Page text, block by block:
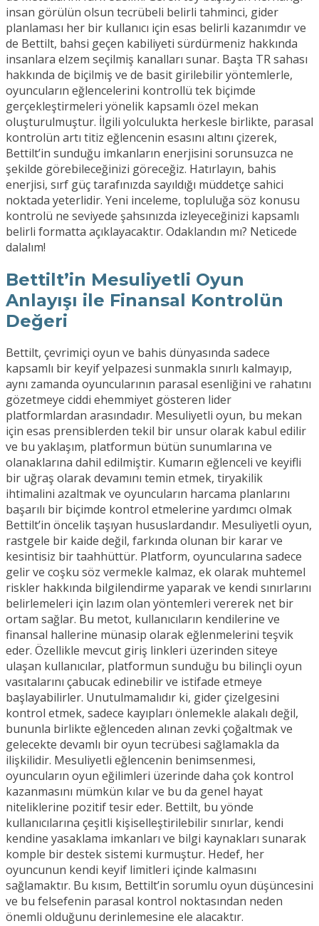
insan görülün olsun tecrübeli belirli tahminci, gider
planlaması her bir kullanıcı için esas belirli kazanımdır ve
de Bettilt, bahsi geçen kabiliyeti sürdürmeniz hakkında
insanlara elzem seçilmiş kanalları sunar. Başta TR sahası
hakkında de biçilmiş ve de basit girilebilir yöntemlerle,
oyuncuların eğlencelerini kontrollü tek biçimde
gerçekleştirmeleri yönelik kapsamlı özel mekan
oluşturulmuştur. İlgili yolculukta herkesle birlikte, parasal
kontrolün artı titiz eğlencenin esasını altını çizerek,
Bettilt’in sunduğu imkanların enerjisini sorunsuzca ne
şekilde görebileceğinizi göreceğiz. Hatırlayın, bahis
enerjisi, sırf güç tarafınızda sayıldığı müddetçe sahici
noktada yeterlidir. Yeni inceleme, topluluğa söz konusu
kontrolü ne seviyede şahsınızda izleyeceğinizi kapsamlı
belirli formatta açıklayacaktır. Odaklandın mı? Neticede
dalalım!
Bettilt’in Mesuliyetli Oyun
Anlayışı ile Finansal Kontrolün
Değeri
Bettilt, çevrimiçi oyun ve bahis dünyasında sadece
kapsamlı bir keyif yelpazesi sunmakla sınırlı kalmayıp,
aynı zamanda oyuncularının parasal esenliğini ve rahatını
gözetmeye ciddi ehemmiyet gösteren lider
platformlardan arasındadır. Mesuliyetli oyun, bu mekan
için esas prensiblerden tekil bir unsur olarak kabul edilir
ve bu yaklaşım, platformun bütün sunumlarına ve
olanaklarına dahil edilmiştir. Kumarın eğlenceli ve keyifli
bir uğraş olarak devamını temin etmek, tiryakilik
ihtimalini azaltmak ve oyuncuların harcama planlarını
başarılı bir biçimde kontrol etmelerine yardımcı olmak
Bettilt’in öncelik taşıyan hususlardandır. Mesuliyetli oyun,
rastgele bir kaide değil, farkında olunan bir karar ve
kesintisiz bir taahhüttür. Platform, oyuncularına sadece
gelir ve coşku söz vermekle kalmaz, ek olarak muhtemel
riskler hakkında bilgilendirme yaparak ve kendi sınırlarını
belirlemeleri için lazım olan yöntemleri vererek net bir
ortam sağlar. Bu metot, kullanıcıların kendilerine ve
finansal hallerine münasip olarak eğlenmelerini teşvik
eder. Özellikle mevcut giriş linkleri üzerinden siteye
ulaşan kullanıcılar, platformun sunduğu bu bilinçli oyun
vasıtalarını çabucak edinebilir ve istifade etmeye
başlayabilirler. Unutulmamalıdır ki, gider çizelgesini
kontrol etmek, sadece kayıpları önlemekle alakalı değil,
bununla birlikte eğlenceden alınan zevki çoğaltmak ve
gelecekte devamlı bir oyun tecrübesi sağlamakla da
ilişkilidir. Mesuliyetli eğlencenin benimsenmesi,
oyuncuların oyun eğilimleri üzerinde daha çok kontrol
kazanmasını mümkün kılar ve bu da genel hayat
niteliklerine pozitif tesir eder. Bettilt, bu yönde
kullanıcılarına çeşitli kişiselleştirilebilir sınırlar, kendi
kendine yasaklama imkanları ve bilgi kaynakları sunarak
komple bir destek sistemi kurmuştur. Hedef, her
oyuncunun kendi keyif limitleri içinde kalmasını
sağlamaktır. Bu kısım, Bettilt’in sorumlu oyun düşüncesini
ve bu felsefenin parasal kontrol noktasından neden
önemli olduğunu derinlemesine ele alacaktır.